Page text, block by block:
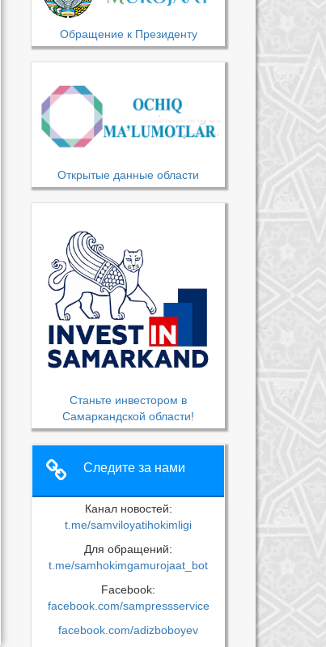
Обращение к Президенту
Открытые данные области
Станьте инвестором в
Самаркандской области!
Следите за нами
Канал новостей:
t.me/samviloyatihokimligi
Для обращений:
t.me/samhokimgamurojaat_bot
Facebook:
facebook.com/sampressservice
facebook.com/adizboboyev